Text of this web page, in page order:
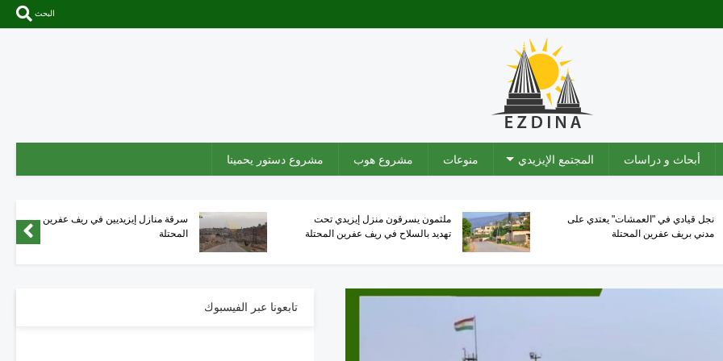
البحث
أبحاث و دراسات المجتمع الإيزيدي منوعات مشروع هوب مشروع دستور يحمينا
مسلحو "فيلق الشام" يرمون قنبلة
يدوية على منزل مدني إيزيدي بريف
مسلحو "أحرار الشام" يهددون مدنياً
طالب باستعادة منزله في عفرين
تفاصيل اعتقال قياديين في فرقة
"الحمزة" وحل مجموعتهما بريف
تابعونا عبر الفيسبوك